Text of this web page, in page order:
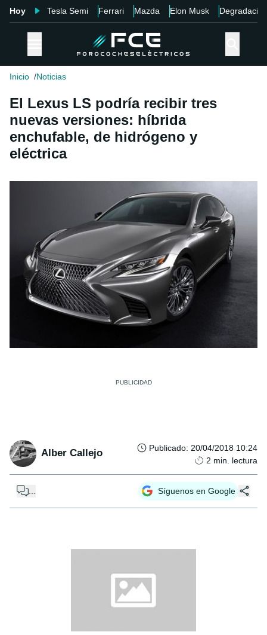
Hoy Tesla Semi Ferrari Mazda Elon Musk Degradación
Inicio Noticias
El Lexus LS podría recibir tres
nuevas versiones: híbrida
enchufable, de hidrógeno y
eléctrica
Alber Callejo Publicado: 20/04/2018 10:24
2 min. lectura
Síguenos en Google